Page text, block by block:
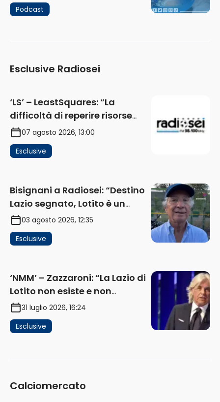
Podcast
Esclusive Radiosei
‘LS’ – LeastSquares: “La
difficoltà di reperire risorse
impatta sul mercato. Senza
investimenti non arrivano i
ricavi” (AUDIO)
07 agosto 2026, 13:00
Esclusive
Bisignani a Radiosei: “Destino
Lazio segnato, Lotito è un
problema, la chiave sono
Flaminio e politica. La protesta
e gli interessi dei fondi”
03 agosto 2026, 12:35
Esclusive
‘NMM’ – Zazzaroni: “La Lazio di
Lotito non esiste e non
funziona più. E’ ora di lasciare,
ma lui non ascolta. Pignataro?
Ho verificato…” (AUDIO)
31 luglio 2026, 16:24
Esclusive
Calciomercato